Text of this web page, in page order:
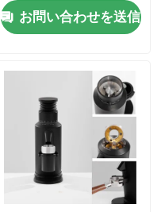
お問い合わせを送信